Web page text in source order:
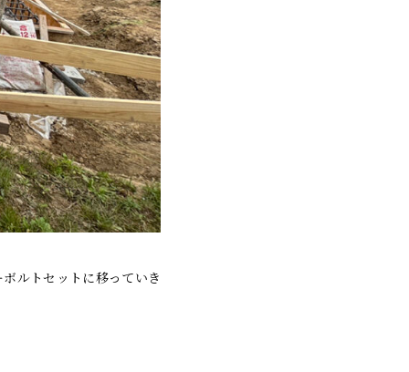
ルトセットに移っていき